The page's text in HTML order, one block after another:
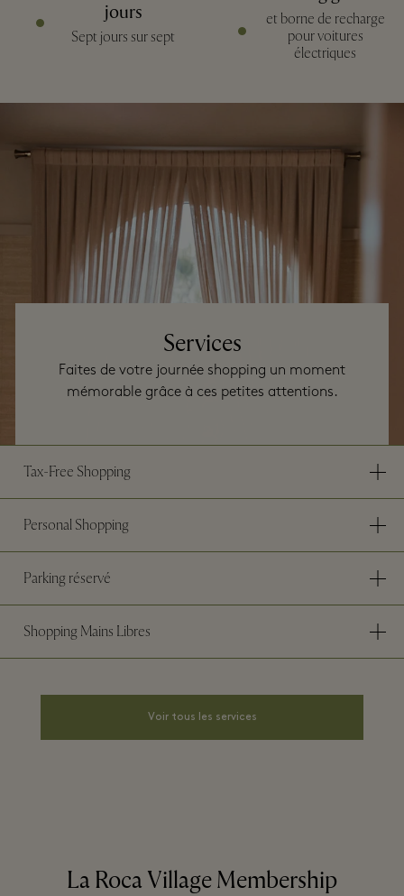
jours
Sept jours sur sept
et borne de recharge
pour voitures
électriques
Services
Faites de votre journée shopping un moment
mémorable grâce à ces petites attentions.
Tax-Free Shopping
Personal Shopping
Parking réservé
Shopping Mains Libres
Voir tous les services
La Roca Village Membership